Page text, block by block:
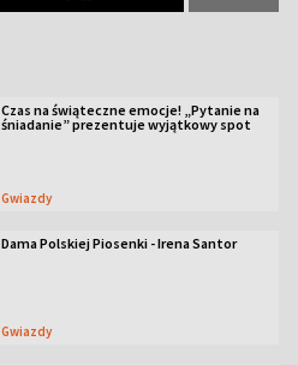
Czas na świąteczne emocje! „Pytanie na
śniadanie” prezentuje wyjątkowy spot
Gwiazdy
Dama Polskiej Piosenki - Irena Santor
Gwiazdy